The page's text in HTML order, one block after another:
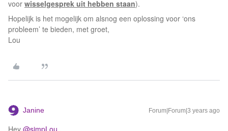
voor wisselgesprek uit hebben staan).
Hopelijk is het mogelijk om alsnog een oplossing voor ‘ons
probleem’ te bieden, met groet,
Lou
Janine Forum|Forum|3 years ago
Hey @simpLou ,